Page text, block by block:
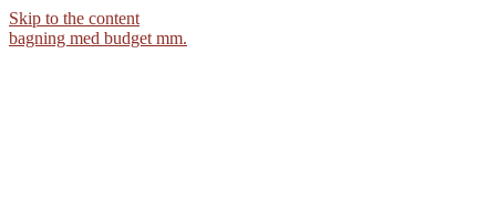
Skip to the content
bagning med budget mm.